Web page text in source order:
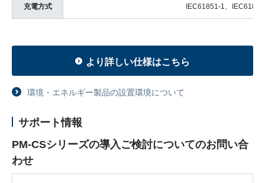
充電方式 IEC61851‐1、
より詳しい仕様はこちら
環境・エネルギー製品の設置環境について
サポート情報
PM-CSシリーズの導入ご検討についてのお問い合
わせ